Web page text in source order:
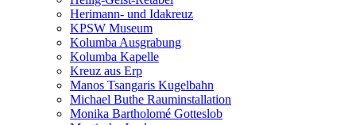
Herimann- und Idakreuz
KPSW Museum
Kolumba Ausgrabung
Kolumba Kapelle
Kreuz aus Erp
Manos Tsangaris Kugelbahn
Michael Buthe Rauminstallation
Monika Bartholomé Gotteslob